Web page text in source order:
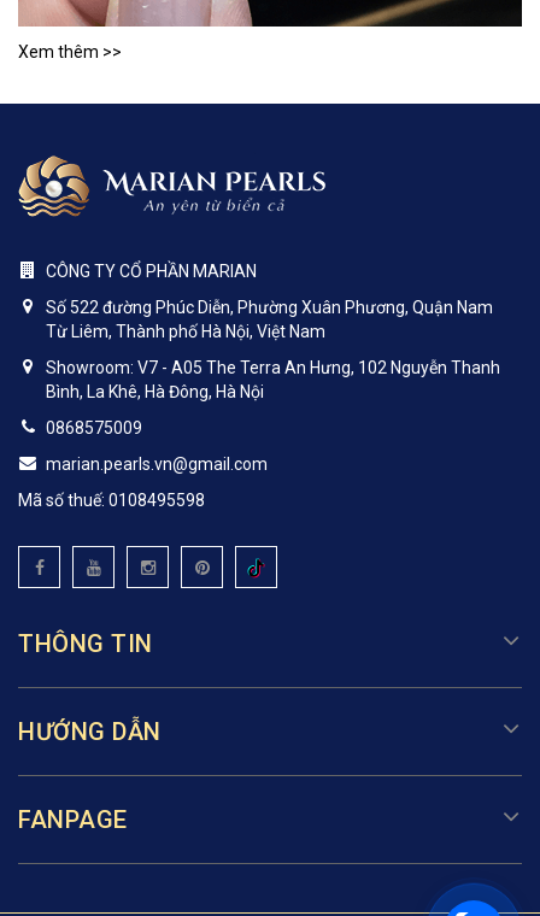
Xem thêm >>
CÔNG TY CỔ PHẦN MARIAN
Số 522 đường Phúc Diễn, Phường Xuân Phương, Quận Nam
Từ Liêm, Thành phố Hà Nội, Việt Nam
Showroom: V7 - A05 The Terra An Hưng, 102 Nguyễn Thanh
Bình, La Khê, Hà Đông, Hà Nội
0868575009
marian.pearls.vn@gmail.com
Mã số thuế: 0108495598
THÔNG TIN
HƯỚNG DẪN
FANPAGE